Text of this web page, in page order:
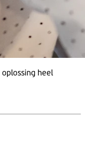
oplossing heel